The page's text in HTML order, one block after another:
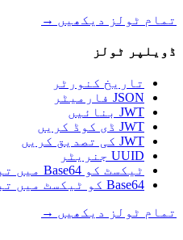
تمام ٹولز دیکھیں →
ڈویلپر ٹولز
تاریخ کنورٹر
JSON فارمیٹر
JWT بنائیں
JWT ڈی کوڈ کریں
JWT کی تصدیق کریں
UUID جنریٹر
ٹیکسٹ کو Base64 میں تبدیل کریں
Base64 کو ٹیکسٹ میں تبدیل کریں
تمام ٹولز دیکھیں →